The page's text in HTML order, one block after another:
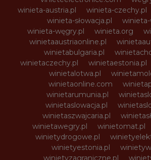
winieta-austria.pl
winieta-czechy.pl
winieta-słowacja.pl
winieta-węgry.pl
winieta.org
winietaaustriaonline.pl
winietabulgaria.pl
winietaczechy.pl
winietaestonia.pl
winietalotwa.pl
winietaonline.com
winietarumunia.pl
winietaslowacja.pl
winietaszwajcaria.pl
winietawegry.pl
winietomat.pl
winietydrogowe.pl
winietyestonia.pl
winietyzagraniczne.pl